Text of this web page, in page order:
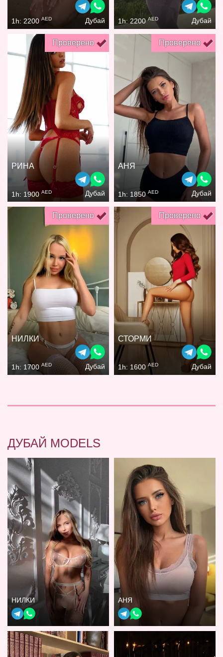
1h: 2200 AED Дубай 1h: 2200AED Дубай
Проверено
РИНА
1h: 1900 AED Дубай
Проверено
АНЯ
1h: 1850AED Дубай
Проверено
НИЛКИ
1h: 1700 AED Дубай
Проверено
СТОРМИ
1h: 1600 AED Дубай
ДУБАЙ MODELS
НИЛКИ АНЯ